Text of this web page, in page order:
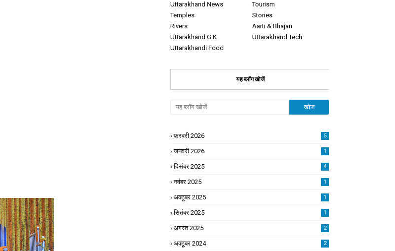
Uttarakhand News
Tourism
Temples
Stories
Rivers
Aarti & Bhajan
Uttarakhand G.K
Uttarakhand Tech
Uttarakhandi Food
यह ब्लॉग खोजें
फ़रवरी 2026 5
जनवरी 2026 1
दिसंबर 2025 4
नवंबर 2025 1
अक्टूबर 2025 1
सितंबर 2025 1
अगस्त 2025 2
अक्टूबर 2024 2